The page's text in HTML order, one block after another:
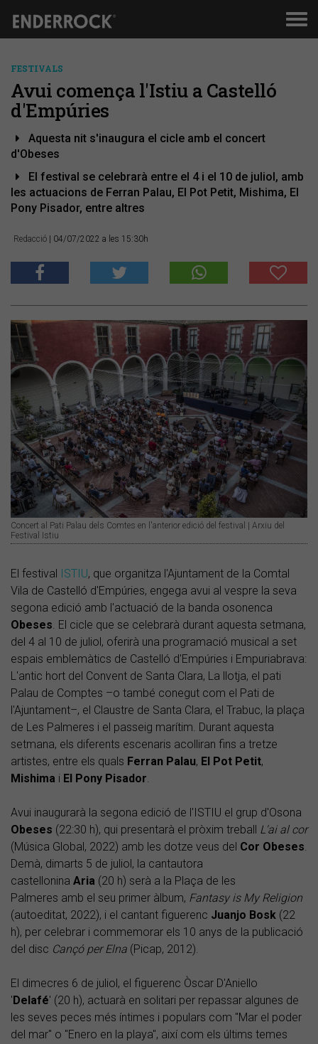
FESTIVALS
Avui comença l'Istiu a Castelló
d'Empúries
Aquesta nit s'inaugura el cicle amb el concert
d'Obeses
El festival se celebrarà entre el 4 i el 10 de juliol, amb
les actuacions de Ferran Palau, El Pot Petit, Mishima, El
Pony Pisador, entre altres
Redacció | 04/07/2022 a les 15:30h
Concert al Pati Palau dels Comtes en l'anterior edició del festival | Arxiu del
Festival Istiu
El festival ISTIU, que organitza l'Ajuntament de la Comtal
Vila de Castelló d'Empúries, engega avui al vespre la seva
segona edició amb l'actuació de la banda osonenca
Obeses. El cicle que se celebrarà durant aquesta setmana,
del 4 al 10 de juliol, oferirà una programació musical a set
espais emblemàtics de Castelló d'Empúries i Empuriabrava:
L'antic hort del Convent de Santa Clara, La llotja, el pati
Palau de Comptes –o també conegut com el Pati de
l'Ajuntament–, el Claustre de Santa Clara, el Trabuc, la plaça
de Les Palmeres i el passeig marítim. Durant aquesta
setmana, els diferents escenaris acolliran fins a tretze
artistes, entre els quals Ferran Palau, El Pot Petit,
Mishima i El Pony Pisador.
Avui inaugurarà la segona edició de l'ISTIU el grup d'Osona
Obeses (22:30 h), qui presentarà el pròxim treball L'ai al cor
(Música Global, 2022) amb les dotze veus del Cor Obeses.
Demà, dimarts 5 de juliol, la cantautora
castellonina Aria (20 h) serà a la Plaça de les
Palmeres amb el seu primer àlbum, Fantasy is My Religion
(autoeditat, 2022), i el cantant figuerenc Juanjo Bosk (22
h), per celebrar i commemorar els 10 anys de la publicació
del disc Cançó per Elna (Picap, 2012).
El dimecres 6 de juliol, el figuerenc Òscar D'Aniello
' Delafé' (20 h), actuarà en solitari per repassar algunes de
les seves peces més íntimes i populars com "Mar el poder
del mar" o "Enero en la playa", així com els últims temes